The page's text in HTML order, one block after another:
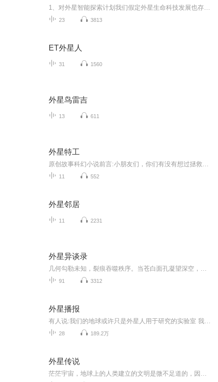
23 3813
ET外星人
31 1560
外星鸟雷吉
13 611
外星特工
11 552
外星邻居
11 2231
外星异谈录
91 3312
外星播报
28 189.2万
外星传说